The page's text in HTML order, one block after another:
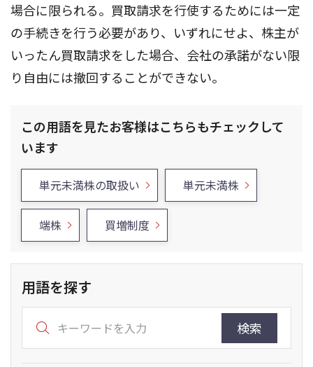
場合に限られる。買取請求を行使するためには一定
の手続きを行う必要があり、いずれにせよ、株主が
いったん買取請求をした場合、会社の承諾がない限
り自由には撤回することができない。
この用語を見たお客様はこちらもチェックして
います
単元未満株の取扱い 単元未満株
端株 買増制度
用語を探す
検索